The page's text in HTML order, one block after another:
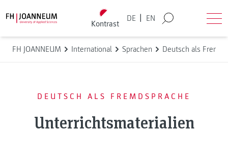
Back to homepage
Kontrast
DE
EN
FH JOANNEUM
International Sprachen Deutsch als
DEUTSCH ALS FREMDSPRACHE
Unterrichtsmaterialien